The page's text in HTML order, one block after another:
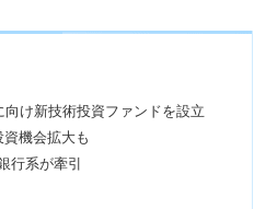
け新技術投資ファンドを設立
機会拡大も
行系が牽引